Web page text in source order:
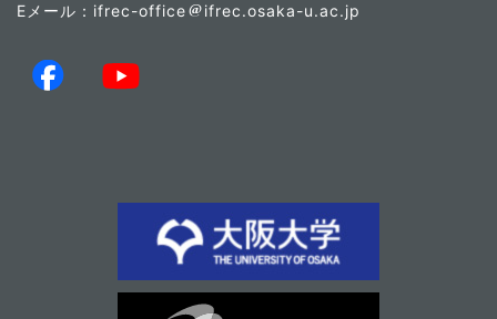
Eメール：ifrec-office
ifrec.osaka-u.ac.jp